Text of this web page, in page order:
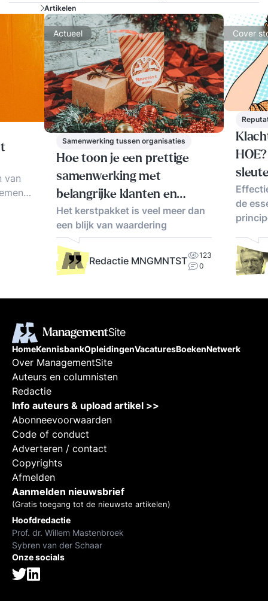
van
Artikelen
Actueel
Samenwerking tussen organisaties
Hoe toon je een prettige
samenwerking met
belangrijke klanten en
leveranciers?
Het kerstpakket is veel meer dan
een blijk van waardering
Redactie MNGMNTST
123
0
Cover
de
HomeKennisbankOpleidingenVacaturesBoekenNetwerk
Over ManagementSite
Auteurs en columnisten
Redactie
Info auteurs & upload artikel >>
Abonneevoorwaarden
Code of conduct
Adverteren / contact
Copyrights
Afmelden
Aanmelden nieuwsbrief
(Gratis toegang tot de nieuwste artikelen)
Hoofdredactie
Prof. dr. Willem Mastenbroek
Sybren van der Schaar
Onze socials